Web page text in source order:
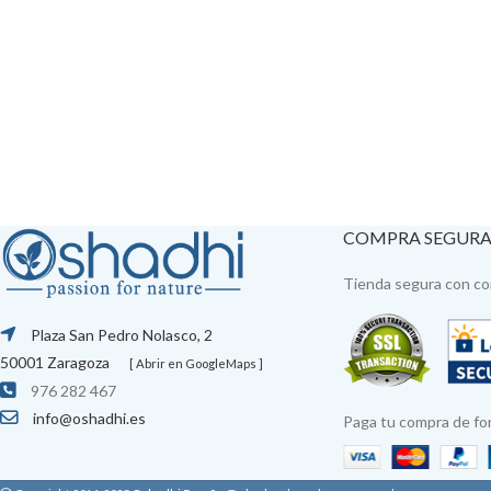
Plaza San Pedro Nolasco, 2
50001 Zaragoza
[ Abrir en GoogleMaps ]
976 282 467
info@oshadhi.es
COMPRA SEGURA
Tienda segura con
Paga tu compra de